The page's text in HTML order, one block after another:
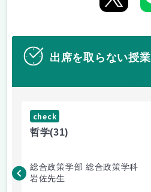
出席を取らない授業
check
哲学(31)
総合政策学部 総合政策学科
岩佐先生